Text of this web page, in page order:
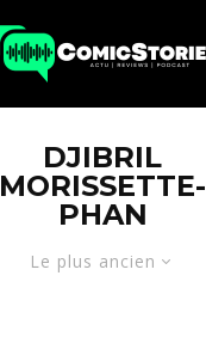
Le plus ancien
DJIBRIL
MORISSETTE-
PHAN